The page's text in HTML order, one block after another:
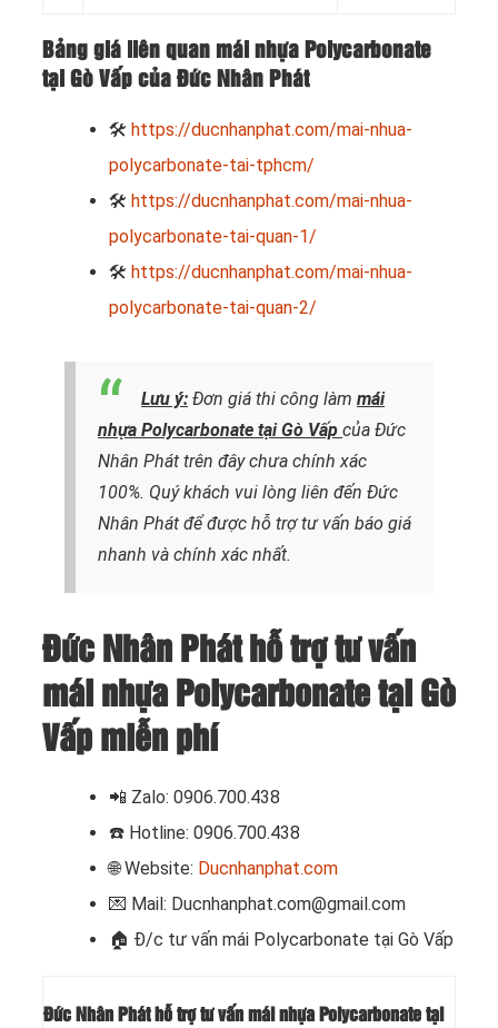
Bảng giá liên quan mái nhựa Polycarbonate
tại Gò Vấp của Đức Nhân Phát
🛠 https://ducnhanphat.com/mai-nhua-
polycarbonate-tai-tphcm/
🛠 https://ducnhanphat.com/mai-nhua-
polycarbonate-tai-quan-1/
🛠 https://ducnhanphat.com/mai-nhua-
polycarbonate-tai-quan-2/
Lưu ý: Đơn giá thi công làm mái
nhựa Polycarbonate tại Gò Vấp của Đức
Nhân Phát trên đây chưa chính xác
100%. Quý khách vui lòng liên đến Đức
Nhân Phát để được hỗ trợ tư vấn báo giá
nhanh và chính xác nhất.
Đức Nhân Phát hỗ trợ tư vấn
mái nhựa Polycarbonate tại Gò
Vấp miễn phí
📲 Zalo: 0906.700.438
☎️ Hotline: 0906.700.438
🌐 Website: Ducnhanphat.com
💌 Mail: Ducnhanphat.com@gmail.com
🏠 Đ/c tư vấn mái Polycarbonate tại Gò Vấp
Đức Nhân Phát hỗ trợ tư vấn mái nhựa Polycarbonate tại